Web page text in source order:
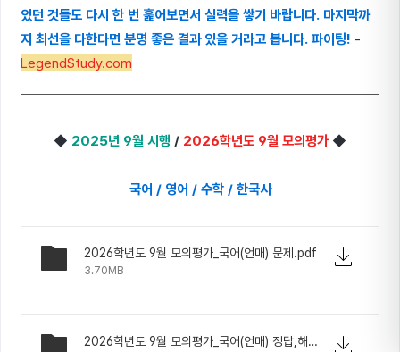
있던 것들도 다시 한 번 훑어보면서 실력을 쌓기 바랍니다. 마지막까
지 최선을 다한다면 분명 좋은 결과 있을 거라고 봅니다. 파이팅! -
LegendStudy.com
◆ 2025년 9월 시행 / 2026학년도 9월 모의평가 ◆
국어 / 영어 / 수학 / 한국사
2026학년도 9월 모의평가_국어(언매) 문제.pdf
3.70MB
2026학년도 9월 모의평가_국어(언매) 정답,해설.pdf